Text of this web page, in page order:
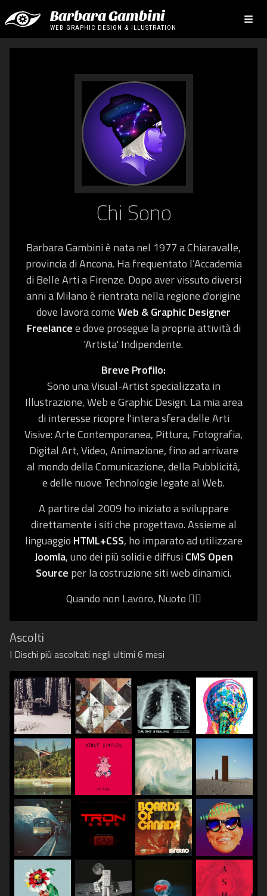
Barbara Gambini
WEB GRAPHIC DESIGN & ILLUSTRATION
Chi Sono
Barbara Gambiniè nata nel 1977 a Chiaravalle,
provincia di Ancona. Ha frequentato l’Accademia
di Belle Arti a Firenze. Dopo aver vissuto diversi
anni a Milano è rientrata nella regione d'origine
dove lavora comeWeb & Graphic Designer
Freelancee dove prosegue la propria attività di
'Artista' Indipendente.
Breve Profilo:
Sono una Visual-Artist specializzata in
Illustrazione, Web e Graphic Design. La mia area
di interesse ricopre l'intera sfera delle Arti
Visive: Arte Contemporanea, Pittura, Fotografia,
Digital Art, Video, Animazione, fino ad arrivare
al mondo della Comunicazione, della Pubblicità,
e delle nuove Technologie legate al Web.
A partire dal 2009 ho iniziato a sviluppare
direttamente i siti che progettavo. Assieme al
linguaggio HTML+CSS, ho imparato ad utilizzare
Joomla, uno dei più solidi e diffusi CMS Open
Source per la costruzione siti web dinamici.
Quando non Lavoro, Nuoto 🏊‍♀️
Ascolti
I Dischi più ascoltati negli ultimi 6 mesi